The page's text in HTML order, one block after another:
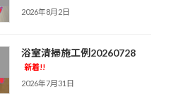
2026年8月2日
浴室清掃施工例20260728
新着!!
2026年7月31日